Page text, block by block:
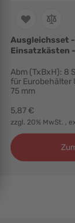
Ausgleichsset
Einsatzkästen
Abm (TxBxH): 8
für Eurobehälter
75 mm
5,87 €
zzgl. 20% MwSt. ,